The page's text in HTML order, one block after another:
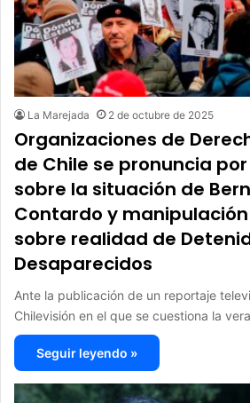
La Marejada 2 de octubre de 2025
Organizaciones de
de Chile se pronuncia
sobre la situación de
Contardo y
sobre realidad de
Desaparecidos
Ante la publicación de un reportaje
Chilevisión en el que se cuestiona la
Seguir leyendo »